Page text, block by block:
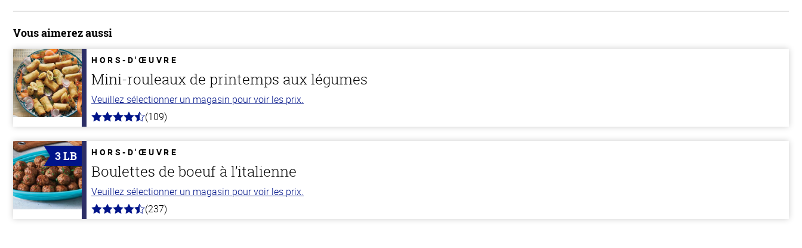
Vous aimerez aussi
HORS-D'ŒUVRE
Mini-rouleaux de printemps aux légumes
Veuillez sélectionner un magasin pour voir les prix.
4.8
5
stars
(109)
3 LB HORS-D'ŒUVRE
Boulettes de boeuf à l’italienne
Veuillez sélectionner un magasin pour voir les prix.
4.6
(237)